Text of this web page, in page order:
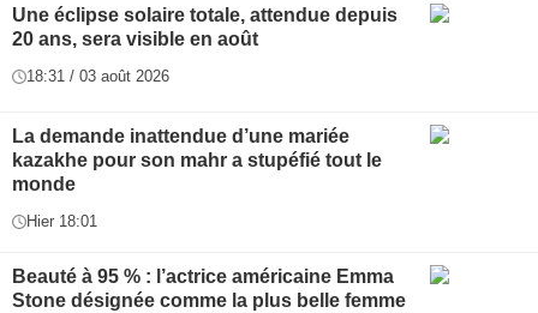
Une éclipse solaire totale, attendue depuis
20 ans, sera visible en août
18:31 / 03 août 2026
La demande inattendue d’une mariée
kazakhe pour son mahr a stupéfié tout le
monde
Hier 18:01
Beauté à 95 % : l’actrice américaine Emma
Stone désignée comme la plus belle femme